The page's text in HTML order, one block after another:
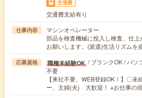
交通費
交通費支給有り
仕事内容
マシンオペレーター
部品を検査機械に投入し検査、仕
お願いします。(派遣)生活リズムを
応募資格 職種未経験OK / ブランクOK / パソ
不要
【来社不要、WEB登録OK！】〇未
ー、主婦(夫) 大歓迎！ ※お仕事の